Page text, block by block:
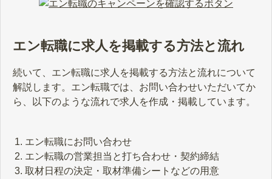
エン転職に求人を掲載する方法と流れ
続いて、エン転職に求人を掲載する方法と流れについて
解説します。エン転職では、お問い合わせいただいてか
ら、以下のような流れで求人を作成・掲載しています。
エン転職にお問い合わせ
エン転職の営業担当と打ち合わせ・契約締結
取材日程の決定・取材準備シートなどの用意